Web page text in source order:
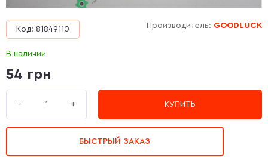
Производитель: GOODLUCK
Код: 81849110
В наличии
54 грн
- + КУПИТЬ
БЫСТРЫЙ ЗАКАЗ